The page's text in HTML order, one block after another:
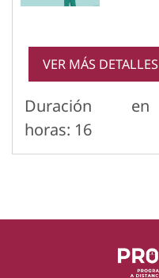
VER MÁS DETALLES
Duración en
horas: 16